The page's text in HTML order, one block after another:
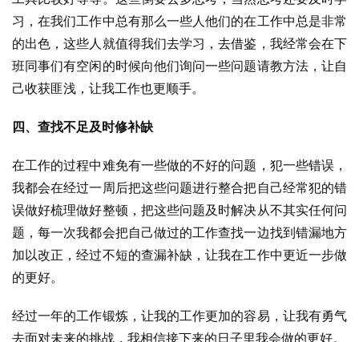
习，在我们工作中总有那么一些人他们的在工作中总是非常
的出色，这些人就值得我们去学习，去借鉴，我经常会在下
班同事们有空闲的时候向他们询问一些问题请教方法，让自
己收获匪浅，让我工作也更顺手。
四、查找不足及时修补缺
在工作的过程中难免有一些做的不好的问题，犯一些错误，
我都会在经过一周后把这些问题进行整合把自己经常犯的错
误做好梳理做好整顿，把这些问题及时解决从不其实任何问
题，每一次我都会把自己做过的工作查找一边找到错漏地方
加以改正，经过不短的查漏补缺，让我在工作中更近一步做
的更好。
经过一年的工作锻炼，让我的工作更加的容易，让我有勇气
去面对未来的挑战，我相信接下来的日子里我会做的更好。